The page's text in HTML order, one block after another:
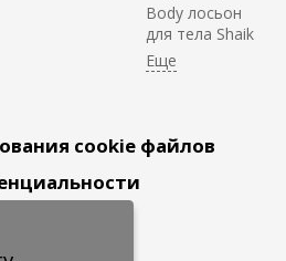
Body лосьон
для тела Shaik
cookie файлов